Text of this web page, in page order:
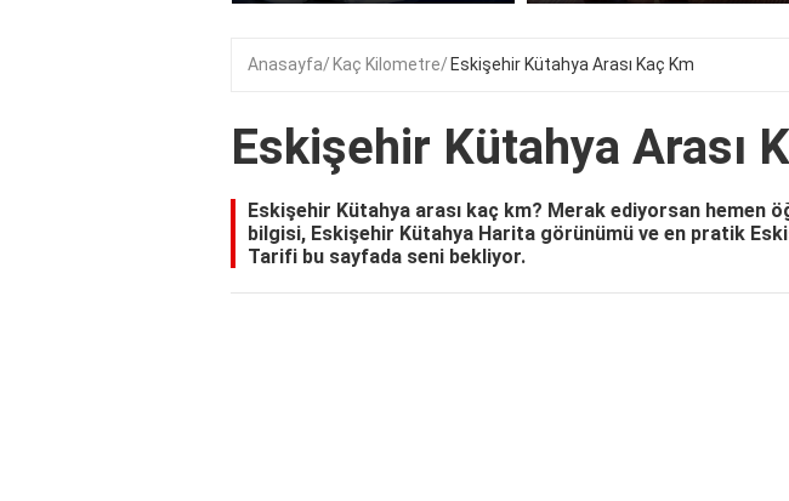
Anasayfa Kaç Kilometre Eskişehir Kütahya Arası Kaç Km
Eskişehir Kütahya Arası
Eskişehir Kütahya arası kaç km? Merak ediyorsan hemen
bilgisi, Eskişehir Kütahya Harita görünümü ve en pratik
Tarifi bu sayfada seni bekliyor.